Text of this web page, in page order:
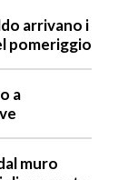
arrivano i
pomeriggio
a
muro